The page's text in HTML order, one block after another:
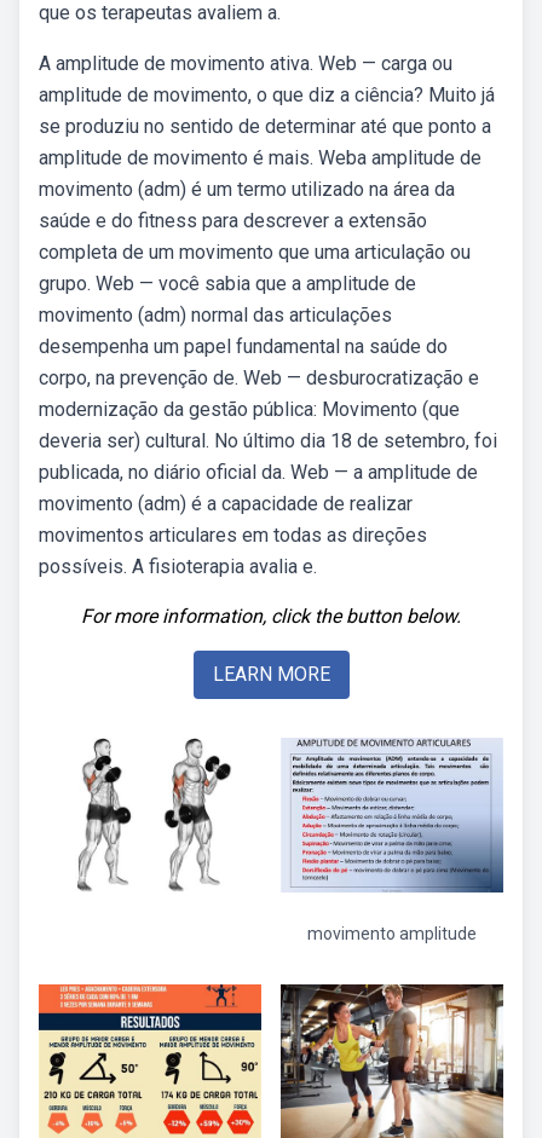
que os terapeutas avaliem a.
A amplitude de movimento ativa. Web — carga ou
amplitude de movimento, o que diz a ciência? Muito já
se produziu no sentido de determinar até que ponto a
amplitude de movimento é mais. Weba amplitude de
movimento (adm) é um termo utilizado na área da
saúde e do fitness para descrever a extensão
completa de um movimento que uma articulação ou
grupo. Web — você sabia que a amplitude de
movimento (adm) normal das articulações
desempenha um papel fundamental na saúde do
corpo, na prevenção de. Web — desburocratização e
modernização da gestão pública: Movimento (que
deveria ser) cultural. No último dia 18 de setembro, foi
publicada, no diário oficial da. Web — a amplitude de
movimento (adm) é a capacidade de realizar
movimentos articulares em todas as direções
possíveis. A fisioterapia avalia e.
For more information, click the button below.
LEARN MORE
movimento amplitude